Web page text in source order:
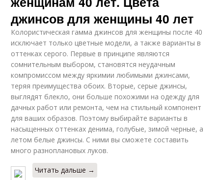
джинсов для женщины 40 лет
Колористическая гамма джинсов для женщины после 40
исключает только цветные модели, а также варианты в
оттенках серого. Первые в принципе являются
сомнительным выбором, становятся неудачным
компромиссом между яркимии любимыми джинсами,
теряя преимущества обоих. Вторые, серые джинсы,
выглядят блекло, они больше похожими на одежду для
дачных работ или ремонта, чем на стильный компонент
для ваших образов. Поэтому выбирайте варианты в
насыщенных оттенках денима, голубые, зимой черные, а
летом белые джинсы. С ними вы сможете составить
много разноплановых луков.
Читать дальше →